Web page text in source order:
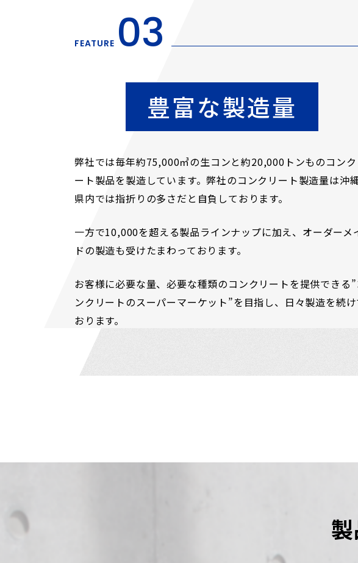
FEATURE 03
豊富な製造量
弊社では毎年約75,000㎥の生コンと約20,000トンものコンク
ート製品を製造しています。弊社のコンクリート製造量は沖
県内では指折りの多さだと自負しております。
一方で10,000を超える製品ラインナップに加え、オーダーメ
ドの製造も受けたまわっております。
お客様に必要な量、必要な種類のコンクリートを提供できる”
ンクリートのスーパーマーケット”を目指し、日々製造を続け
おります。